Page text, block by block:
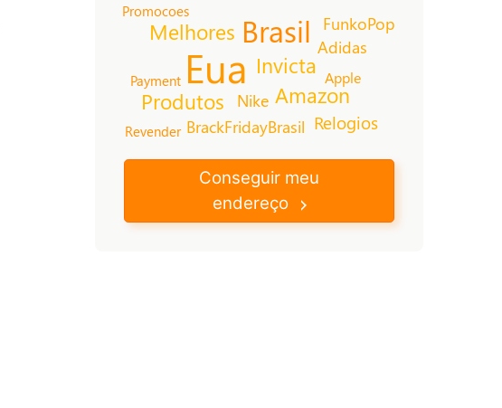
Eua
Brasil
Invicta
Melhores
Amazon
Produtos
Relogios
BrackFridayBrasil
Adidas
FunkoPop
Nike
Apple
Promocoes
Revender
Payment
Conseguir meu
endereço